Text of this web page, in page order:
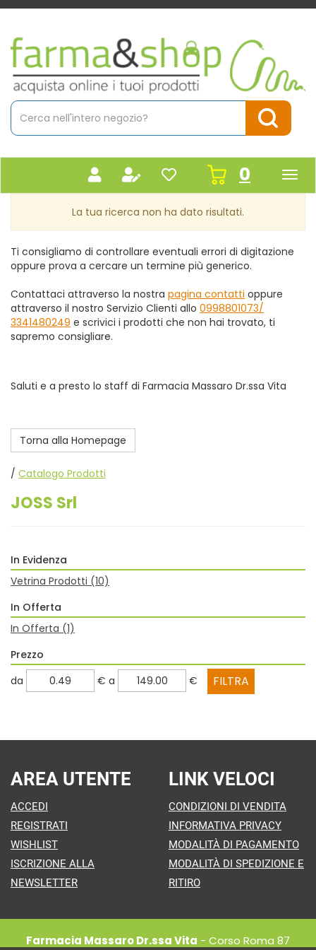
Passa
contenuto
principale
Farmacia
Massaro
Cerca
Prodotto
Cerca
0inseriti
La tua ricerca non ha dato risultati.
Ti consigliamo di controllare eventuali errori di digitazione
oppure prova a cercare un termine più generico.
Contattaci attraverso la nostra pagina contatti oppure
attraverso il nostro Servizio Clienti allo 0998801073/
3341480249 e scrivici i prodotti che non hai trovato, ti
sapremo consigliare.
Saluti e a presto lo staff di Farmacia Massaro Dr.ssa Vita
Torna alla Homepage
/ Catalogo Prodotti
JOSS Srl
In Evidenza
Vetrina Prodotti (10)
In Offerta
In Offerta (1)
Prezzo
filtra
da € filtra
a €
AREA UTENTE
ACCEDI
REGISTRATI
WISHLIST
ISCRIZIONE ALLA
NEWSLETTER
LINK VELOCI
CONDIZIONI DI VENDITA
INFORMATIVA PRIVACY
MODALITÀ DI PAGAMENTO
MODALITÀ DI SPEDIZIONE E
RITIRO
Farmacia Massaro Dr.ssa Vita - Corso Roma 87